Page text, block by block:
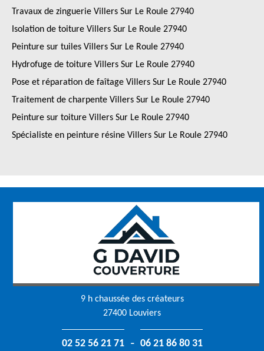
Travaux de zinguerie Villers Sur Le Roule 27940
Isolation de toiture Villers Sur Le Roule 27940
Peinture sur tuiles Villers Sur Le Roule 27940
Hydrofuge de toiture Villers Sur Le Roule 27940
Pose et réparation de faîtage Villers Sur Le Roule 27940
Traitement de charpente Villers Sur Le Roule 27940
Peinture sur toiture Villers Sur Le Roule 27940
Spécialiste en peinture résine Villers Sur Le Roule 27940
9 h chaussée des créateurs
27400 Louviers
02 52 56 21 71 - 06 21 86 80 31